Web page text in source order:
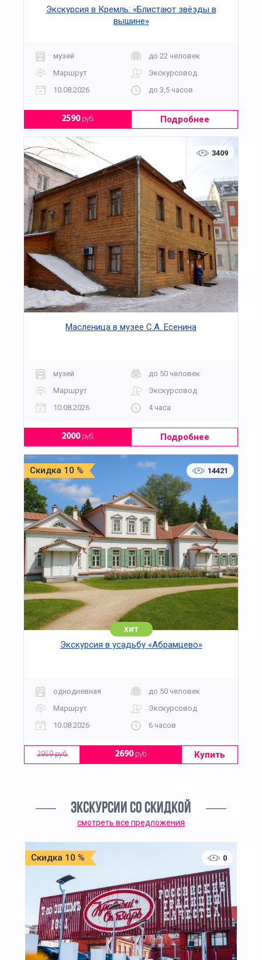
Экскурсия в Кремль: «Блистают звёзды в
вышине»
музей
до 22 человек
Маршрут
Экскурсовод
10.08.2026
до 3,5 часов
2590руб. Подробнее
3409
Масленица в музее С.А. Есенина
музей
до 50 человек
Маршрут
Экскурсовод
10.08.2026
4 часа
2000руб. Подробнее
Скидка 10 % 14421
хит
Экскурсия в усадьбу «Абрамцево»
однодневная
до 50 человек
Маршрут
Экскурсовод
10.08.2026
6 часов
2959 руб. 2690руб. Купить
ЭКСКУРСИИ СО СКИДКОЙ
смотреть все предложения
Скидка 10 % 0